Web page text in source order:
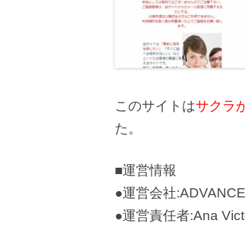
このサイトはサクラ
た。
■運営情報
●運営会社
●運営責任者:Ana